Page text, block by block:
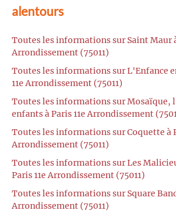
alentours
Toutes les informations sur Saint Maur à
Arrondissement (75011)
Toutes les informations sur L'Enfance
11e Arrondissement (75011)
Toutes les informations sur Mosaïque,
enfants à Paris 11e Arrondissement
Toutes les informations sur Coquette à
Arrondissement (75011)
Toutes les informations sur Les
Paris 11e Arrondissement (75011)
Toutes les informations sur Square Band
Arrondissement (75011)